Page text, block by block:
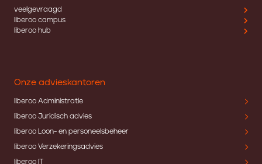
veelgevraagd
liberoo campus
liberoo hub
Onze advieskantoren
liberoo Administratie
liberoo Juridisch advies
liberoo Loon- en personeelsbeheer
liberoo Verzekeringsadvies
liberoo IT